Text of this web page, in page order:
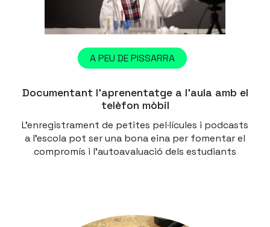
A PEU DE PISSARRA
Documentant l’aprenentatge a l’aula amb el
telèfon mòbil
L'enregistrament de petites pel·lícules i podcasts
a l'escola pot ser una bona eina per fomentar el
compromís i l'autoavaluació dels estudiants